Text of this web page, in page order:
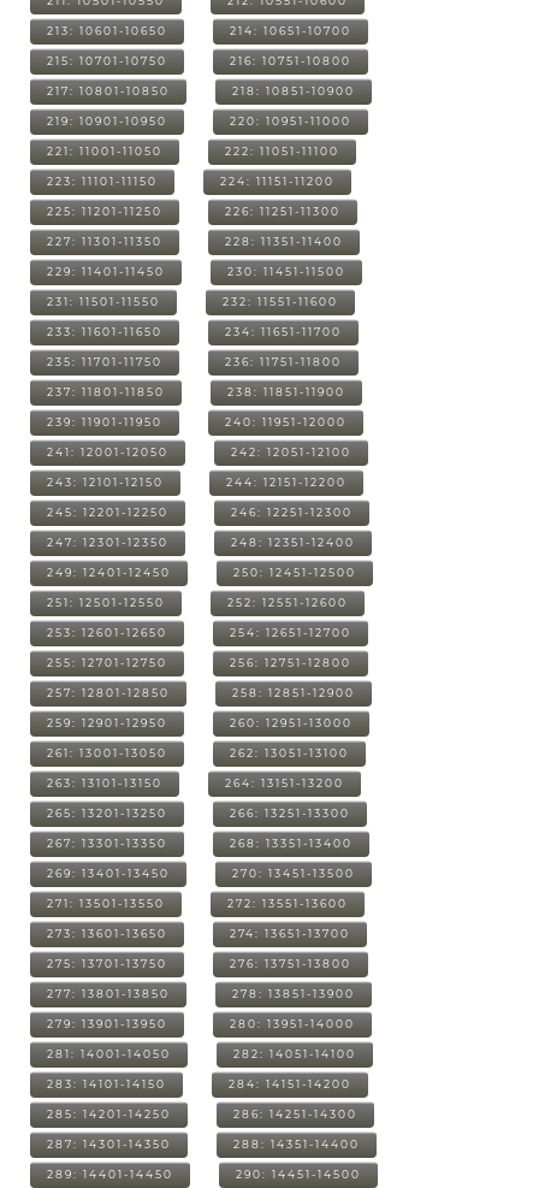
213: 10601-10650 214: 10651-10700
215: 10701-10750 216: 10751-10800
217: 10801-10850 218: 10851-10900
219: 10901-10950 220: 10951-11000
221: 11001-11050 222: 11051-11100
223: 11101-11150 224: 11151-11200
225: 11201-11250 226: 11251-11300
227: 11301-11350 228: 11351-11400
229: 11401-11450 230: 11451-11500
231: 11501-11550 232: 11551-11600
233: 11601-11650 234: 11651-11700
235: 11701-11750 236: 11751-11800
237: 11801-11850 238: 11851-11900
239: 11901-11950 240: 11951-12000
241: 12001-12050 242: 12051-12100
243: 12101-12150 244: 12151-12200
245: 12201-12250 246: 12251-12300
247: 12301-12350 248: 12351-12400
249: 12401-12450 250: 12451-12500
251: 12501-12550 252: 12551-12600
253: 12601-12650 254: 12651-12700
255: 12701-12750 256: 12751-12800
257: 12801-12850 258: 12851-12900
259: 12901-12950 260: 12951-13000
261: 13001-13050 262: 13051-13100
263: 13101-13150 264: 13151-13200
265: 13201-13250 266: 13251-13300
267: 13301-13350 268: 13351-13400
269: 13401-13450 270: 13451-13500
271: 13501-13550 272: 13551-13600
273: 13601-13650 274: 13651-13700
275: 13701-13750 276: 13751-13800
277: 13801-13850 278: 13851-13900
279: 13901-13950 280: 13951-14000
281: 14001-14050 282: 14051-14100
283: 14101-14150 284: 14151-14200
285: 14201-14250 286: 14251-14300
287: 14301-14350 288: 14351-14400
289: 14401-14450 290: 14451-14500